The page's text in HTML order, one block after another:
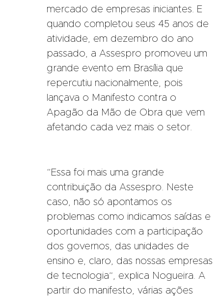
mercado de empresas iniciantes. E
quando completou seus 45 anos de
atividade, em dezembro do ano
passado, a Assespro promoveu um
grande evento em Brasília que
repercutiu nacionalmente, pois
lançava o Manifesto contra o
Apagão da Mão de Obra que vem
afetando cada vez mais o setor.
“Essa foi mais uma grande
contribuição da Assespro. Neste
caso, não só apontamos os
problemas como indicamos saídas e
oportunidades com a participação
dos governos, das unidades de
ensino e, claro, das nossas empresas
de tecnologia”, explica Nogueira. A
partir do manifesto, várias ações